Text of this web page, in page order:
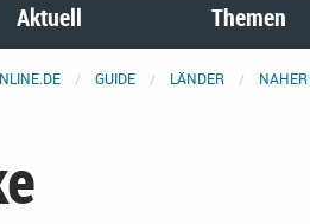
Aktuell Themen
GUIDE LÄNDER